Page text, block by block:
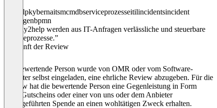
ky2helpkybernaitsmcmdbserviceprozesseitilincidentsincident
störungenbpmn
“Mit ky2help werden aus IT-Anfragen verlässliche und steuerbare
Serviceprozesse.”
Herkunft der Review
Die bewertende Person wurde von OMR oder vom Software-
Anbieter selbst eingeladen, eine ehrliche Review abzugeben. Für die
Review hat die bewertende Person eine Gegenleistung in Form
eines Gutscheins oder einer von uns oder dem Anbieter
durchgeführten Spende an einen wohltätigen Zweck erhalten.